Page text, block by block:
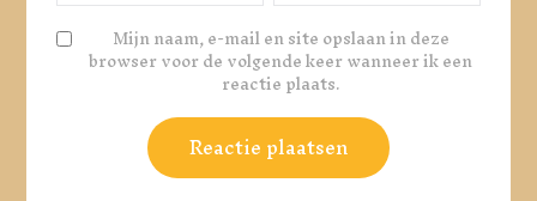
Mijn naam, e-mail en site opslaan in deze
browser voor de volgende keer wanneer ik een
reactie plaats.